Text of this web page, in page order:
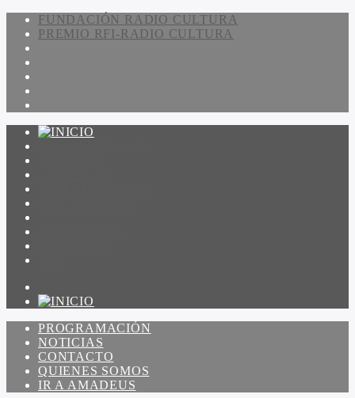
FUNDACIÓN RADIO CULTURA
PREMIO RFI-RADIO CULTURA
PROGRAMACIÓN
NOTICIAS
CONTACTO
QUIENES SOMOS
IR A AMADEUS